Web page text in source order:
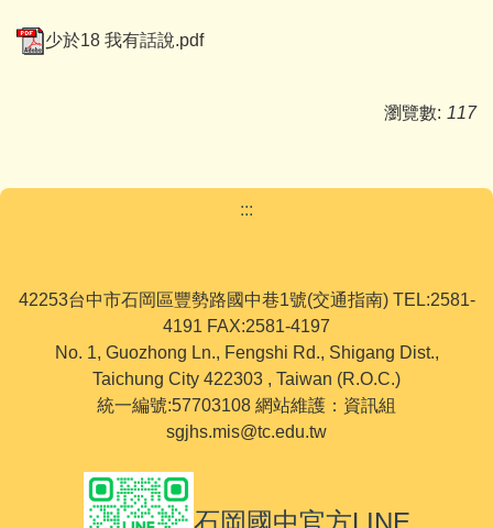
少於18 我有話說.pdf
瀏覽數: 117
:::
42253台中市石岡區豐勢路國中巷1號(交通指南) TEL:2581-
4191 FAX:2581-4197
No. 1, Guozhong Ln., Fengshi Rd., Shigang Dist.,
Taichung City 422303 , Taiwan (R.O.C.)
統一編號:57703108 網站維護：資訊組
sgjhs.mis@tc.edu.tw
石岡國中官方LINE